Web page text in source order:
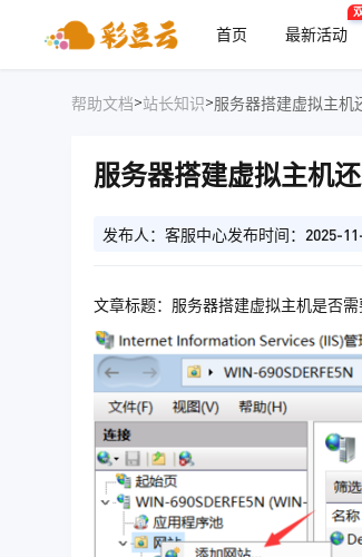
首页 最新活动
帮助文档>站长知识>服务器搭建虚拟主机
服务器搭建虚拟主机
发布人：客服中心发布时间：2025-
文章标题：服务器搭建虚拟主机是否